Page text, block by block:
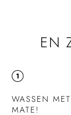
EN
WASSEN MET
MATE!